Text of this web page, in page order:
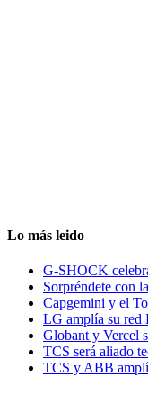
Lo más leido
G-SHOCK
Sorpréndete con
Capgemini y el
LG amplía su
Globant y Vercel
TCS será aliado
TCS y ABB